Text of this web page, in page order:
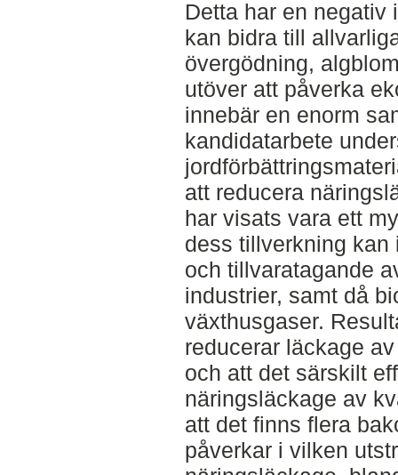
Detta har en negativ
kan bidra till
övergödning,
utöver att påverka
innebär en enorm
kandidatarbete
att reducera
har visats vara ett
dess tillverkning kan
och tillvaratagande
industrier, samt då
växthusgaser.
reducerar läckage
och att det särskilt
näringsläckage av
att det finns flera
påverkar i vilken